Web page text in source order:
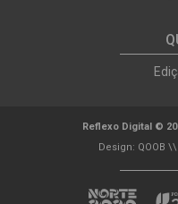
Reflexo Digital ©
Design: QOOB \\